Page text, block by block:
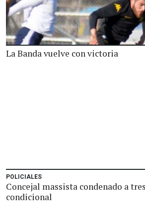
La Banda vuelve con victoria
POLICIALES
Concejal massista condenado a
condicional